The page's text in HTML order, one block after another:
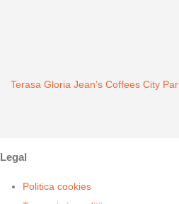
Terasa Gloria Jean’s Coffees City
Legal
Politica cookies